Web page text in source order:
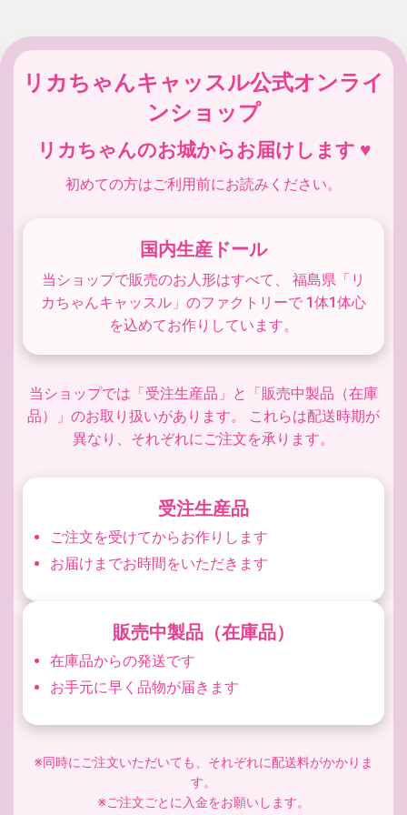
リカちゃんキャッスル公式オンライ
ンショップ
リカちゃんのお城からお届けします ♥
初めての方はご利用前にお読みください。
国内生産ドール
当ショップで販売のお人形はすべて、 福島県「リ
カちゃんキャッスル」のファクトリーで 1体1体心
を込めてお作りしています。
当ショップでは「受注生産品」と「販売中製品（在庫
品）」のお取り扱いがあります。 これらは配送時期が
異なり、それぞれにご注文を承ります。
受注生産品
ご注文を受けてからお作りします
お届けまでお時間をいただきます
販売中製品（在庫品）
在庫品からの発送です
お手元に早く品物が届きます
※同時にご注文いただいても、それぞれに配送料がかかりま
す。
※ご注文ごとに入金をお願いします。